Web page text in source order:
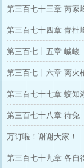
第三百七十三章 芮家
第三百七十四章 青杜
第三百七十五章 峸峻
第三百七十六章 离火
第三百七十七章 蛟知
第三百七十八章 待兔
万订啦！谢谢大家！
第三百七十九章 各自